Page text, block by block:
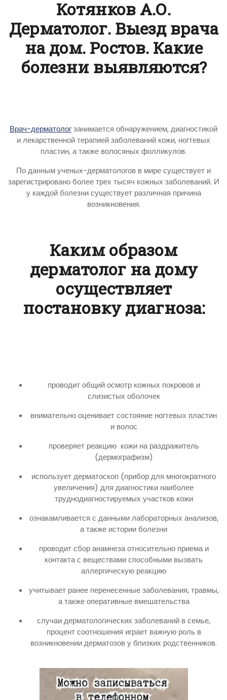
Котянков А.О.
Дерматолог. Выезд врача
на дом. Ростов. Какие
болезни выявляются?
Врач-дерматологзанимается обнаружением, диагностикой
и лекарственной терапией заболеваний кожи, ногтевых
пластин, а также волосяных фолликулов.
По данным ученых-дерматологов в мире существует и
зарегистрировано более трех тысяч кожных заболеваний. И
у каждой болезни существует различная причина
возникновения.
Каким образом
дерматолог на дому
осуществляет
постановку диагноза:
проводит общий осмотр кожных покровов и
слизистых оболочек
внимательно оценивает состояние ногтевых пластин
и волос
проверяет реакцию кожи на раздражитель
(дермографизм)
использует дерматоскоп (прибор для многократного
увеличения) для диагностики наиболее
труднодиагностируемых участков кожи
ознакамливается с данными лабораторных анализов,
а также истории болезни
проводит сбор анамнеза относительно приема и
контакта с веществами способными вызвать
аллергическую реакцию
учитывает ранее перенесенные заболевания, травмы,
а также оперативные вмешательства
случаи дерматологических заболеваний в семье,
процент соотношения играет важную роль в
возникновении дерматозов у близких родственников.